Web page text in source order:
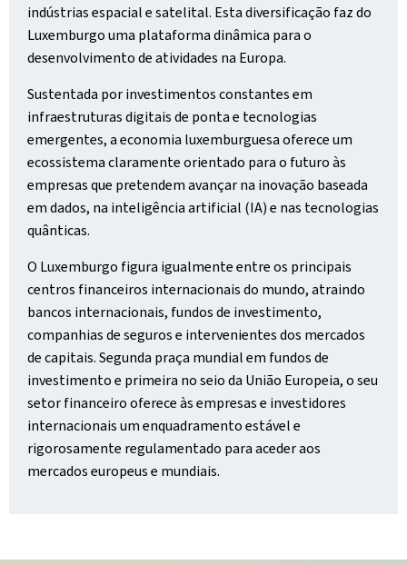
indústrias espacial e satelital. Esta diversificação faz do
Luxemburgo uma plataforma dinâmica para o
desenvolvimento de atividades na Europa.
Sustentada por investimentos constantes em
infraestruturas digitais de ponta e tecnologias
emergentes, a economia luxemburguesa oferece um
ecossistema claramente orientado para o futuro às
empresas que pretendem avançar na inovação baseada
em dados, na inteligência artificial (IA) e nas tecnologias
quânticas.
O Luxemburgo figura igualmente entre os principais
centros financeiros internacionais do mundo, atraindo
bancos internacionais, fundos de investimento,
companhias de seguros e intervenientes dos mercados
de capitais. Segunda praça mundial em fundos de
investimento e primeira no seio da União Europeia, o seu
setor financeiro oferece às empresas e investidores
internacionais um enquadramento estável e
rigorosamente regulamentado para aceder aos
mercados europeus e mundiais.